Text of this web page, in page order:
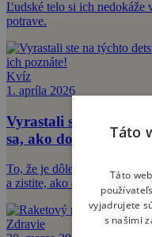
Ľudské telo si ich
potrave.
Kvíz
1. apríla 2026
Vyrastali ste na
sa, ako dobre ich
To, že je dôležité čítať, si
a zistite, ako dobre poznáte
Zdravie
Táto
Táto
vyjadrujete
s našimi